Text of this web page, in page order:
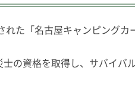
れた「名古屋キャンピング
士の資格を取得し、サバイ